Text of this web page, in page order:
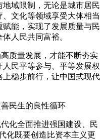
域限制，无论是城市居民
文化等领域享受大体相当
能，实现了发展质量与民
人民共同富裕。
质量发展，才能不断夯实
民平等参与、平等发展权
稳步前行，让中国式现代
民生的良性循环
化全面推进强国建设、民
化既要创造比资本主义更